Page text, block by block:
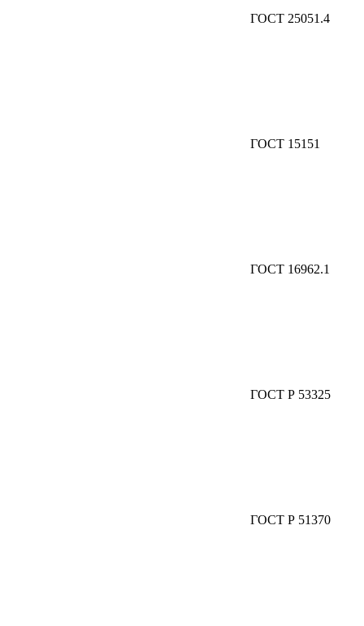
ГОСТ 25051.4
ГОСТ 15151
ГОСТ 16962.1
ГОСТ Р 53325
ГОСТ Р 51370